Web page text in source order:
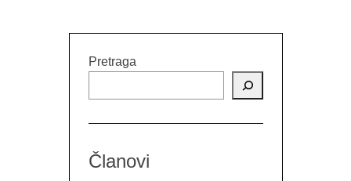
Pretraga
Članovi